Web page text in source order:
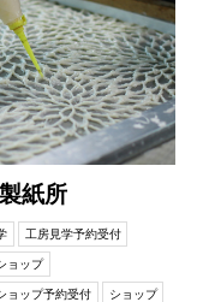
紙所
工房見学予約受付
ョップ
ョップ予約受付 ショップ